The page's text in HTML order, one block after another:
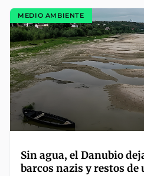
MEDIO AMBIENTE
Sin agua, el Danubio
barcos nazis y restos